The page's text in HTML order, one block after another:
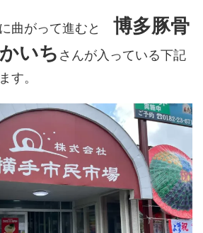
曲がって進むと 博多豚骨
いち さんが入っている下記
す。